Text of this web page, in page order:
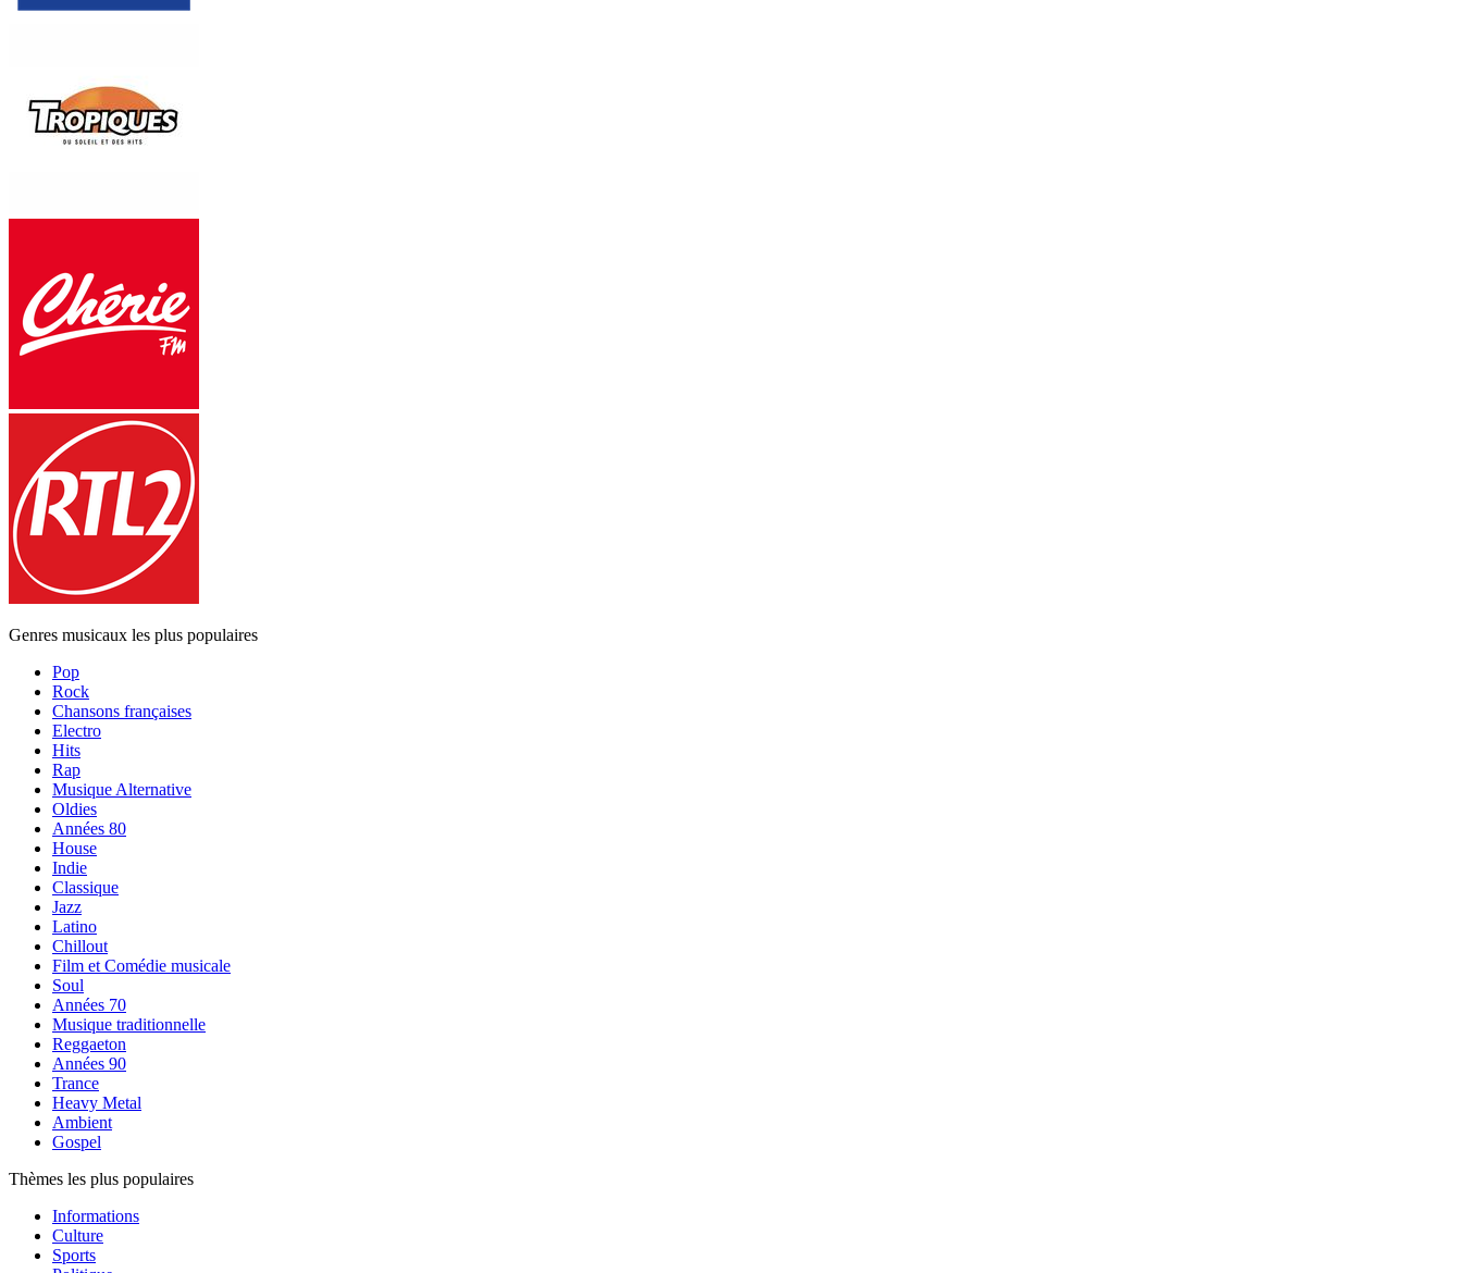
Genres musicaux les plus populaires
Pop
Rock
Chansons françaises
Electro
Hits
Rap
Musique Alternative
Oldies
Années 80
House
Indie
Classique
Jazz
Latino
Chillout
Film et Comédie musicale
Soul
Années 70
Musique traditionnelle
Reggaeton
Années 90
Trance
Heavy Metal
Ambient
Gospel
Thèmes les plus populaires
Informations
Culture
Sports